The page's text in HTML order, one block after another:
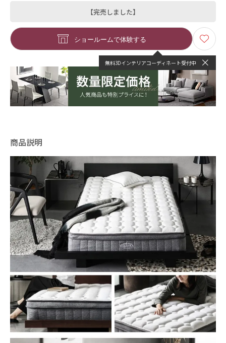
【完売しました】
ショールームで体験する
無料3Dインテリアコーディネート受付中
商品説明